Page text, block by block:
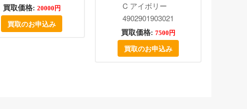
買取価格: 20000円
買取のお申込み
C アイボリー
4902901903021
買取価格: 7500円
買取のお申込み